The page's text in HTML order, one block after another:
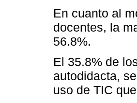
En cuanto al
docentes, la
56.8%.
El 35.8% de
autodidacta,
uso de TIC